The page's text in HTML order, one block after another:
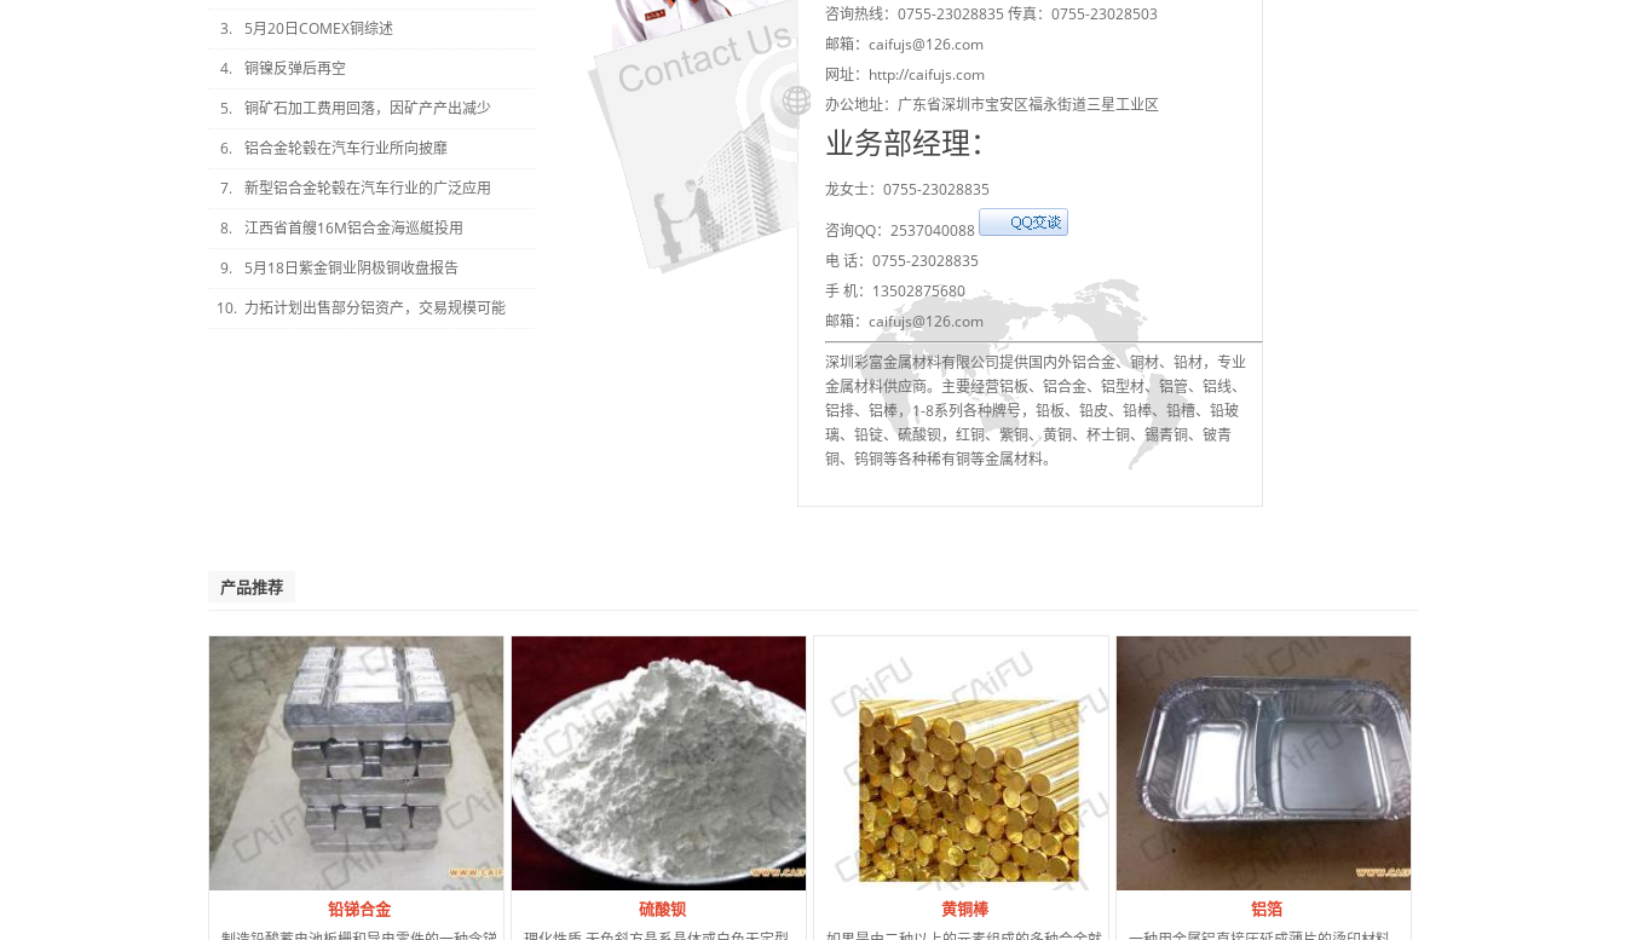
3.
5月20日COMEX铜综述
4. 铜镍反弹后再空
5. 铜矿石加工费用回落，因矿产产出减少
6. 铝合金轮毂在汽车行业所向披靡
7. 新型铝合金轮毂在汽车行业的广泛应用
8. 江西省首艘16M铝合金海巡艇投用
9.
5月18日紫金铜业阴极铜收盘报告
10. 力拓计划出售部分铝资产，交易规模可能
咨询热线：0755-23028835 传真：0755-23028503
邮箱：caifujs@126.com
网址：http://caifujs.com
办公地址：广东省深圳市宝安区福永街道三星工业区
业务部经理：
龙女士：0755-23028835
咨询QQ：2537040088
电 话：0755-23028835
手 机：13502875680
邮箱：caifujs@126.com
深圳彩富金属材料有限公司提供国内外铝合金、铜材、铅材，专业
金属材料供应商。主要经营铝板、铝合金、铝型材、铝管、铝线、
铝排、铝棒，1-8系列各种牌号，铅板、铅皮、铅棒、铅槽、铅玻
璃、铅锭、硫酸钡，红铜、紫铜、黄铜、杯士铜、锡青铜、铍青
铜、钨铜等各种稀有铜等金属材料。
产品推荐
铅锑合金 硫酸钡 黄铜棒 铝箔